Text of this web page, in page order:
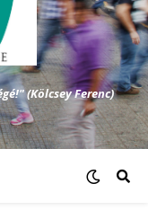
(Kölcsey Ferenc)